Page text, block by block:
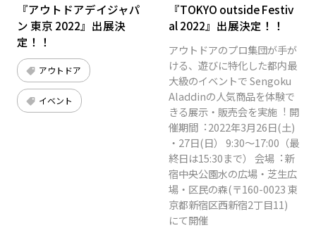
『アウトドアデイジャパ
ン 東京 2022』出展決
定！！
アウトドア
イベント
『TOKYO outside Festiv
al 2022』出展決定！！
アウトドアのプロ集団が⼿が
ける、遊びに特化した都内最
⼤級のイベントで Sengoku
Aladdinの⼈気商品を体験で
きる展⽰・販売会を実施︕ 開
催期間︓2022年3⽉26⽇(⼟)
・27⽇(⽇） 9:30〜17:00（最
終⽇は15:30まで） 会場︓新
宿中央公園⽔の広場・芝⽣広
場・区⺠の森(〒160-0023 東
京都新宿区⻄新宿2丁⽬11)
にて開催